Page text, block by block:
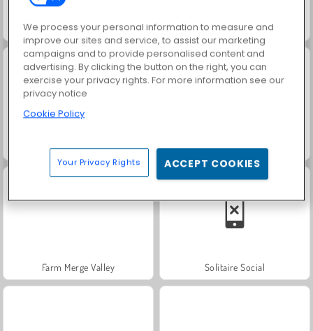
Grand Mahjong Connect Masha and the Bear: Meadows
Scala 40 Trollface Quest: USA 2
Farm Merge Valley Solitaire Social
We process your personal information to measure and
improve our sites and service, to assist our marketing
campaigns and to provide personalised content and
advertising. By clicking the button on the right, you can
exercise your privacy rights. For more information see our
privacy notice
Cookie Policy
Your Privacy Rights ACCEPT COOKIES